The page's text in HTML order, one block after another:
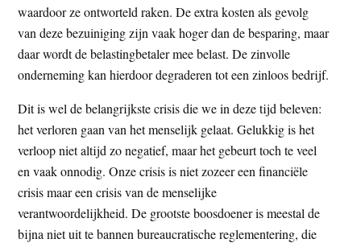
waardoor ze ontworteld raken. De extra kosten als gevolg
van deze bezuiniging zijn vaak hoger dan de besparing, maar
daar wordt de belastingbetaler mee belast. De zinvolle
onderneming kan hierdoor degraderen tot een zinloos bedrijf.
Dit is wel de belangrijkste crisis die we in deze tijd beleven:
het verloren gaan van het menselijk gelaat. Gelukkig is het
verloop niet altijd zo negatief, maar het gebeurt toch te veel
en vaak onnodig. Onze crisis is niet zozeer een financiële
crisis maar een crisis van de menselijke
verantwoordelijkheid. De grootste boosdoener is meestal de
bijna niet uit te bannen bureaucratische reglementering, die